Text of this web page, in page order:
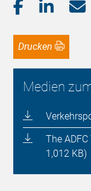
Drucken
Medien
The
1,012 KB)